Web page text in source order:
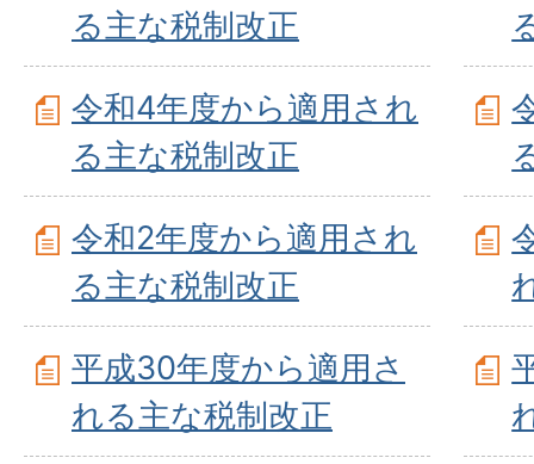
る主な税制改正
令和4年度から適用され
る主な税制改正
令和2年度から適用され
る主な税制改正
平成30年度から適用さ
れる主な税制改正